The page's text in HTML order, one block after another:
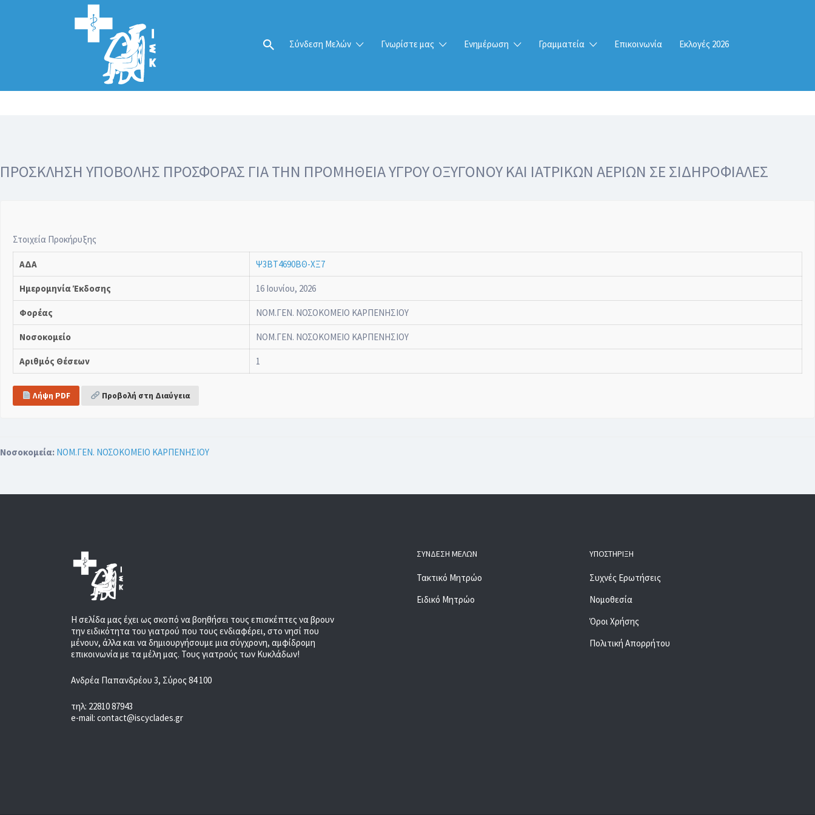
Σύνδεση Μελών Γνωρίστε μας Ενημέρωση Γραμματεία Επικοινωνία Εκλογές 2026
Αναζήτηση
για:
ΠΡΟΣΚΛΗΣΗ ΥΠΟΒΟΛΗΣ ΠΡΟΣΦΟΡΑΣ ΓΙΑ ΤΗΝ ΠΡΟΜΗΘΕΙΑ ΥΓΡΟΥ ΟΞΥΓΟΝΟΥ ΚΑΙ ΙΑΤΡΙΚΩΝ ΑΕΡΙΩΝ ΣΕ ΣΙΔΗΡΟΦΙΑΛΕΣ
Στοιχεία Προκήρυξης
ΑΔΑ Ψ3ΒΤ4690ΒΘ-ΧΞ7
Ημερομηνία Έκδοσης 16 Ιουνίου, 2026
Φορέας ΝΟΜ.ΓΕΝ. ΝΟΣΟΚΟΜΕΙΟ ΚΑΡΠΕΝΗΣΙΟΥ
Νοσοκομείο ΝΟΜ.ΓΕΝ. ΝΟΣΟΚΟΜΕΙΟ ΚΑΡΠΕΝΗΣΙΟΥ
Αριθμός Θέσεων 1
Λήψη PDF Προβολή στη Διαύγεια
Νοσοκομεία: ΝΟΜ.ΓΕΝ. ΝΟΣΟΚΟΜΕΙΟ ΚΑΡΠΕΝΗΣΙΟΥ
Η σελίδα μας έχει ως σκοπό να βοηθήσει τους επισκέπτες να βρουν
την ειδικότητα του γιατρού που τους ενδιαφέρει, στο νησί που
μένουν, άλλα και να δημιουργήσουμε μια σύγχρονη, αμφίδρομη
επικοινωνία με τα μέλη μας. Τους γιατρούς των Κυκλάδων!
Ανδρέα Παπανδρέου 3, Σύρος 84 100
τηλ: 22810 87943
e-mail: contact@iscyclades.gr
ΣΎΝΔΕΣΗ ΜΕΛΏΝ
Τακτικό Μητρώο
Ειδικό Μητρώο
ΥΠΟΣΤΉΡΙΞΗ
Συχνές Ερωτήσεις
Νομοθεσία
Όροι Χρήσης
Πολιτική Απορρήτου